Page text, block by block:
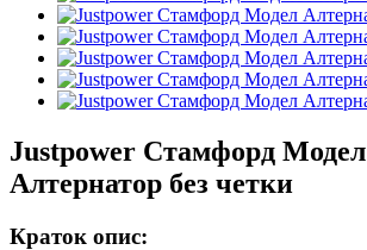
Justpower Стамфорд Модел
Алтернатор без четки
Краток опис: